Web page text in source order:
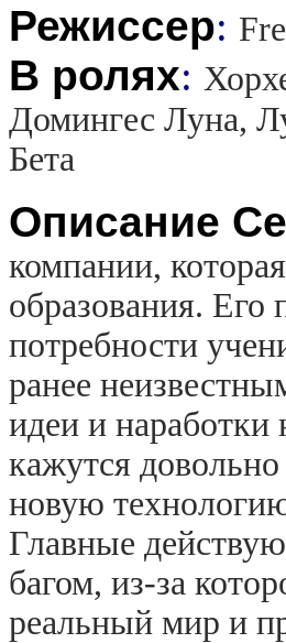
Режиссер:
В ролях:
Домингес Луна,
Бета
Описание
компании,
образования. Его
потребности
ранее
идеи и наработки
кажутся
новую
Главные
багом, из-за
реальный мир и